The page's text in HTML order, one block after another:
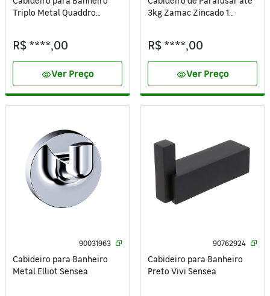
Triplo Metal Quaddro
R$ ****,00
visibilityVer Preço
3kg Zamac Zincado 1
R$ ****,00
visibilityVer Preço
90031963
Cabideiro para Banheiro
Metal Elliot Sensea
90762924
Cabideiro para Banheiro
Preto Vivi Sensea